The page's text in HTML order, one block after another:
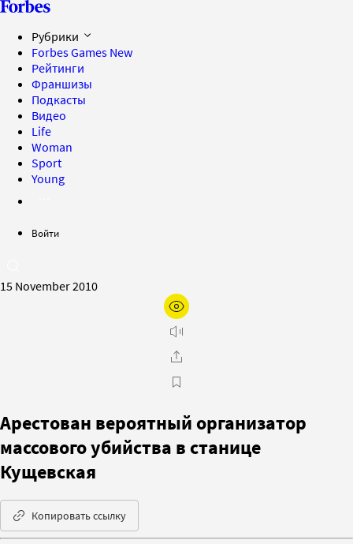
Рубрики
Forbes Games New
Рейтинги
Франшизы
Подкасты
Видео
Life
Woman
Sport
Young
Войти
15 November 2010
Арестован вероятный организатор
массового убийства в станице
Кущевская
Копировать ссылку